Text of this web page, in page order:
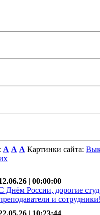
A A A Картинки сайта:
| 00:00:00
Днём России, дорогие
и сотрудники!
| 10:23:44